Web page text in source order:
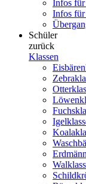
Infos für
Infos für
Schüler
zurück
Klassen